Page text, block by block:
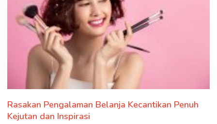
Rasakan Pengalaman Belanja Kecantikan Penuh
Kejutan dan Inspirasi